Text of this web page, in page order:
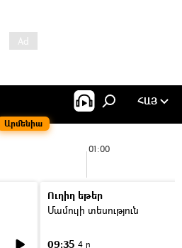
Արմենիա
ՀԱՅ
01:00
Ուղիղ եթեր
Մամուլի տեսություն
09:35 4 ր